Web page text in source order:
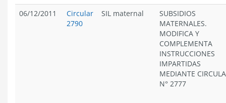
06/12/2011
Circular
2790
SIL maternal
SUBSIDIOS
MATERNALES.
MODIFICA Y
COMPLEMENTA
INSTRUCCIONES
IMPARTIDAS
MEDIANTE
N° 2777